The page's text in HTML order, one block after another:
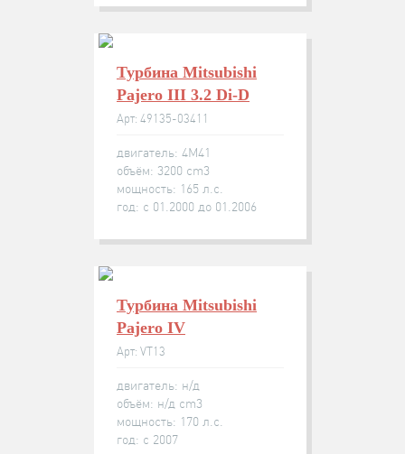
Турбина Mitsubishi
Pajero III 3.2 Di-D
Арт: 49135-03411
двигатель: 4M41
объём: 3200 cm3
мощность: 165 л.с.
год: с 01.2000 до 01.2006
Турбина Mitsubishi
Pajero IV
Арт: VT13
двигатель: н/д
объём: н/д cm3
мощность: 170 л.с.
год: с 2007